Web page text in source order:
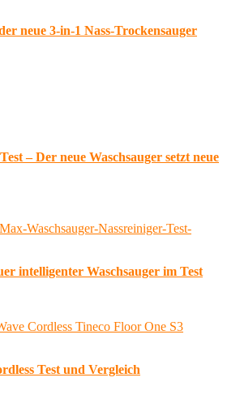
neue 3-in-1 Nass-Trockensauger
– Der neue Waschsauger setzt neue
intelligenter Waschsauger im Test
Test und Vergleich